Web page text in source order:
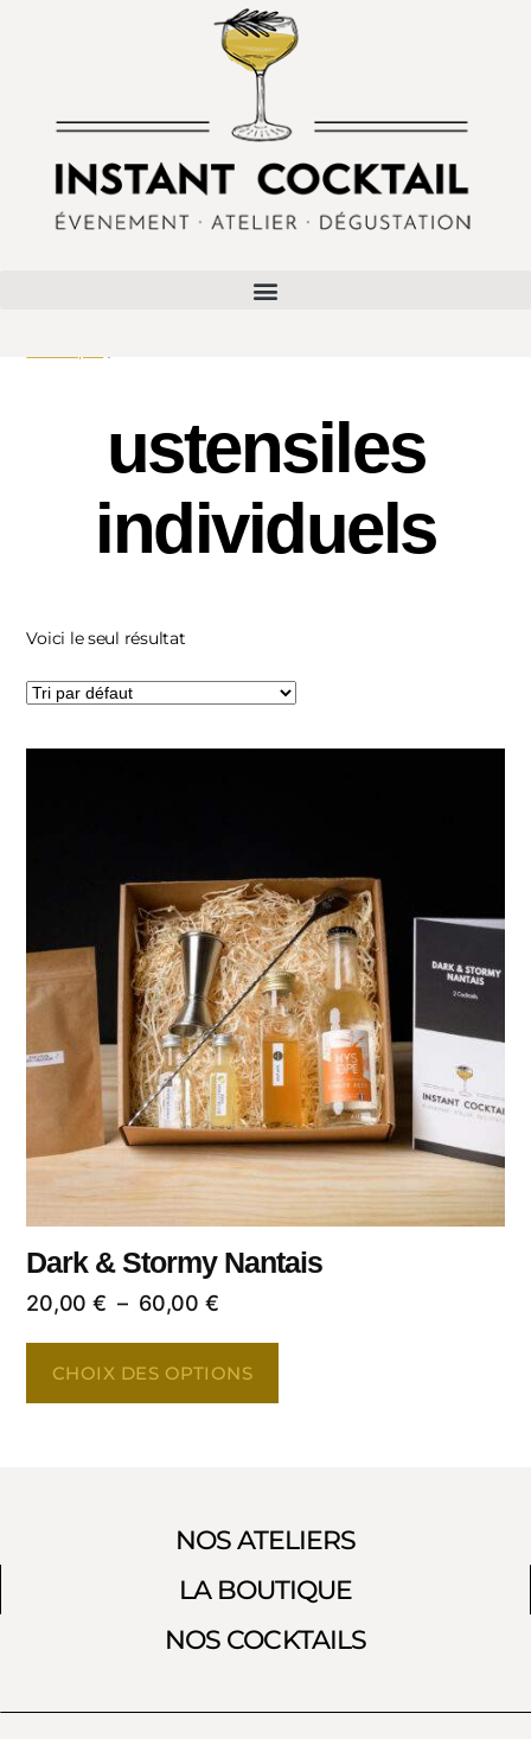
ustensiles
individuels
Voici le seul résultat
Dark & Stormy Nantais
20,00 € – 60,00 €
CHOIX DES OPTIONS
NOS ATELIERS
LA BOUTIQUE
NOS COCKTAILS